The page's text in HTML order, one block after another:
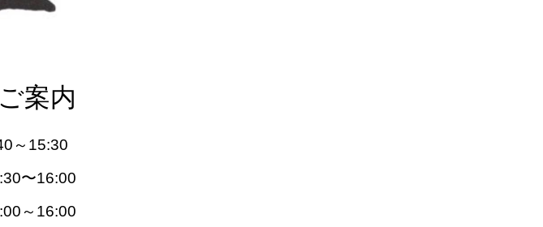
案内
～ 15:30
30〜16:00
～16:00